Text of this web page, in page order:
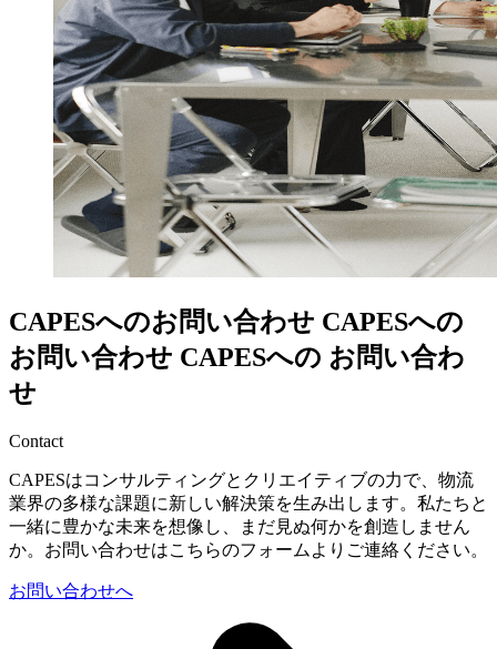
CAPESへのお問い合わせ CAPESへの
お問い合わせ CAPESへの お問い合わ
せ
Contact
CAPESはコンサルティングとクリエイティブの力で、物流
業界の多様な課題に新しい解決策を生み出します。私たちと
一緒に豊かな未来を想像し、まだ見ぬ何かを創造しません
か。お問い合わせはこちらのフォームよりご連絡ください。
お問い合わせへ